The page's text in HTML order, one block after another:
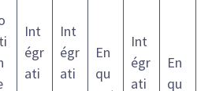
Int
égr
ati
Int
égr
ati
En
qu
Int
égr
ati
En
qu